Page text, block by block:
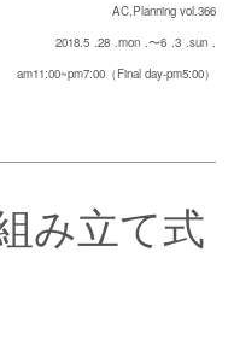
AC,Planning vol.366
2018.5 .28 .mon .〜6 .3 .sun
am11:00~pm7:00（Final day-pm5:00）
み立て式